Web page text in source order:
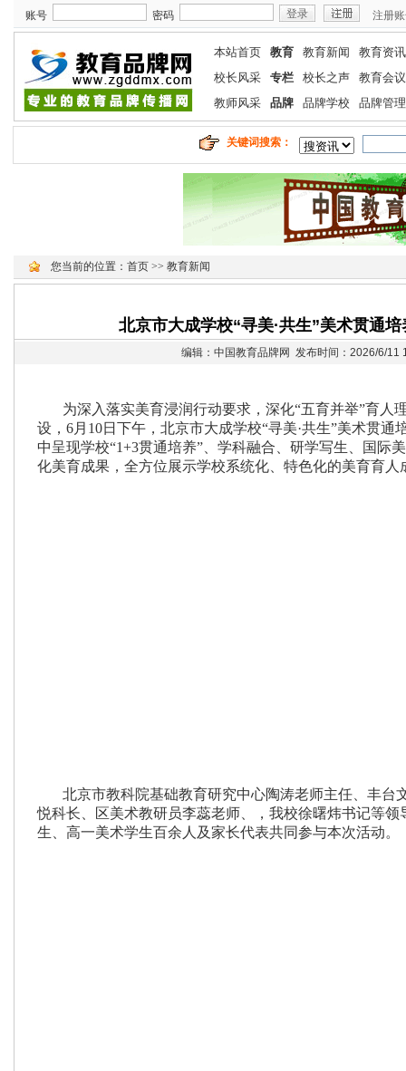
账号 密码 注册
本站首页 教育 教育新闻
教育资讯
校长风采
专栏 校长之声
教育会议
教师风采
品牌 品牌学校 品牌管理
关键词搜索：
您当前的位置： 首页 >> 教育新闻
北京市大成学校“寻美·共生”美术贯通
编辑：中国教育品牌网 发布时间：2026/6/
为深入落实美育浸润行动要求，深化“五育并举”育人
设， 6月 10日下午，北京市大成学校“寻美·共生”美术贯
中呈现学校“1+3贯通培养”、学科融合、研学写生、国际
化美育成果，全方位展示学校系统化、特色化的美育育人
北京市教科院基础教育研究中心陶涛老师主任、丰台
悦科长、区美术教研员李蕊老师、，我校徐曙炜书记等领
生、高一美术学生百余人及家长代表共同参与本次活动。